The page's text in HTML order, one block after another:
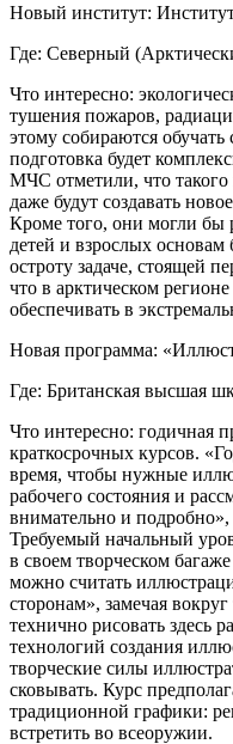
Новый институт:
Где: Северный
Что интересно:
тушения пожаров,
этому собираются обучать
подготовка будет
МЧС отметили, что
даже будут создавать
Кроме того, они могли бы
детей и взрослых
остроту задаче, стоящей
что в арктическом
обеспечивать в
Новая программа:
Где: Британская высшая
Что интересно: годичная
краткосрочных курсов.
время, чтобы нужные
рабочего состояния и
внимательно и
Требуемый начальный
в своем творческом
можно считать
сторонам», замечая
технично рисовать здесь
технологий создания
творческие силы
сковывать. Курс
традиционной графики:
встретить во всеоружии.